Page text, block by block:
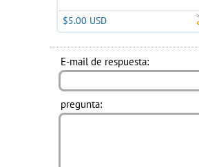
$5.00 USD
E-mail de respuesta:
pregunta: